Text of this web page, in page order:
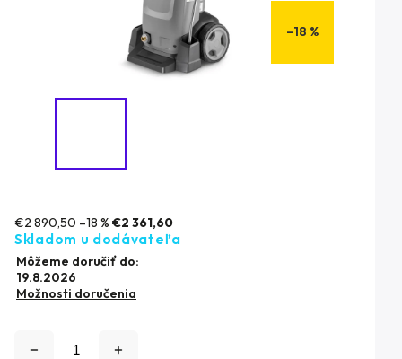
–18 %
€2 890,50 –18 % €2 361,60
Skladom u dodávateľa
Môžeme doručiť do:
19.8.2026
Možnosti doručenia